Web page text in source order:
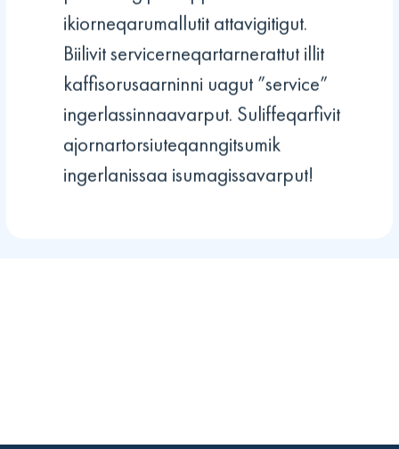
ikiorneqarumallutit attavigitigut.
Biilivit servicerneqartarnerattut illit
kaffisorusaarninni uagut ”service”
ingerlassinnaavarput. Suliffeqarfivit
ajornartorsiuteqanngitsumik
ingerlanissaa isumagissavarput!